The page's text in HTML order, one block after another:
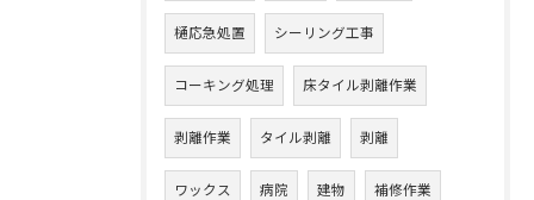
樋応急処置 シーリング工事
コーキング処理 床タイル剥離作業
剥離作業 タイル剥離 剥離
ワックス 病院 建物 補修作業